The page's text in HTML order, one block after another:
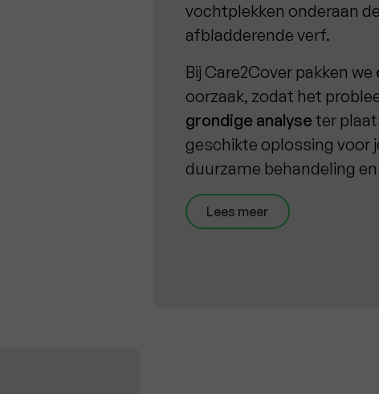
vochtplekken onderaan
afbladderende verf.
Bij Care2Cover pakken we
oorzaak, zodat het
grondige analyse ter
geschikte oplossing voor
duurzame behandeling
Lees meer